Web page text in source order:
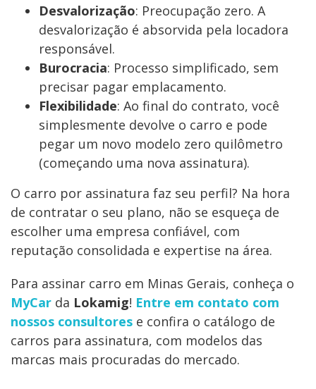
Desvalorização: Preocupação zero. A
desvalorização é absorvida pela locadora
responsável.
Burocracia: Processo simplificado, sem
precisar pagar emplacamento.
Flexibilidade: Ao final do contrato, você
simplesmente devolve o carro e pode
pegar um novo modelo zero quilômetro
(começando uma nova assinatura).
O carro por assinatura faz seu perfil? Na hora
de contratar o seu plano, não se esqueça de
escolher uma empresa confiável, com
reputação consolidada e expertise na área.
Para assinar carro em Minas Gerais, conheça o
MyCar da Lokamig! Entre em contato com
nossos consultores e confira o catálogo de
carros para assinatura, com modelos das
marcas mais procuradas do mercado.